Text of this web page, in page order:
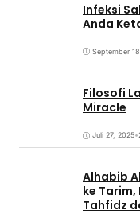
Infeksi
Anda
September
Filosofi
Miracle
Juli 27, 2025•
Alhabib
ke
Tahfidz